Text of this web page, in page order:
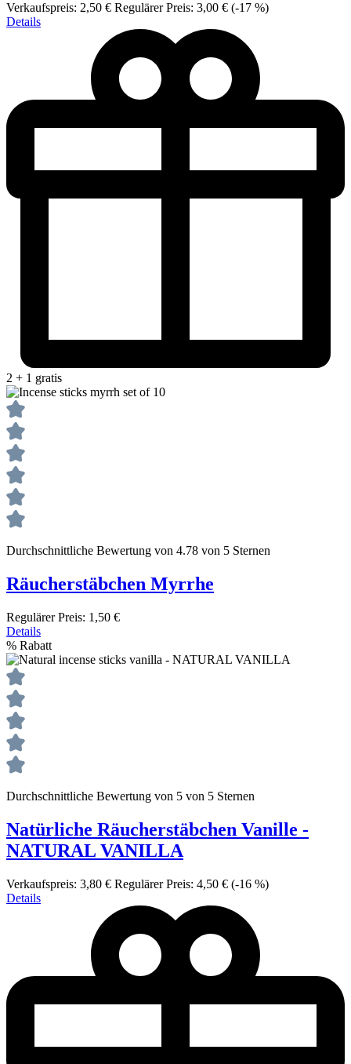
Verkaufspreis: 2,50 € Regulärer Preis: 3,00 € (-17 %)
Details
2 + 1 gratis
Durchschnittliche Bewertung von 4.78 von 5 Sternen
Räucherstäbchen Myrrhe
Regulärer Preis: 1,50 €
Details
% Rabatt
Durchschnittliche Bewertung von 5 von 5 Sternen
Natürliche Räucherstäbchen Vanille -
NATURAL VANILLA
Verkaufspreis: 3,80 € Regulärer Preis: 4,50 € (-16 %)
Details